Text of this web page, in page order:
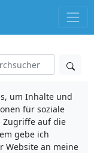
um Inhalte und
für soziale
Zugriffe auf die
gebe ich
Website an meine